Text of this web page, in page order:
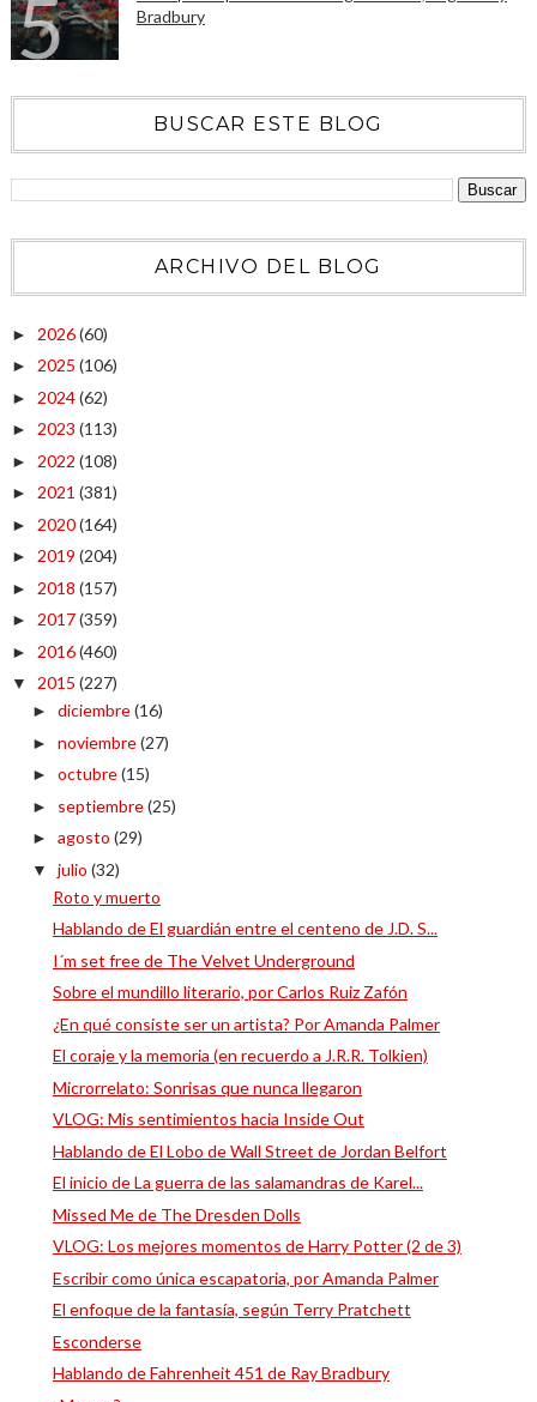
Bradbury
BUSCAR ESTE BLOG
ARCHIVO DEL BLOG
► 2026(60)
► 2025 (106)
► 2024(62)
► 2023 (113)
► 2022 (108)
► 2021 (381)
► 2020(164)
► 2019 (204)
► 2018 (157)
► 2017(359)
► 2016(460)
▼ 2015 (227)
► diciembre(16)
► noviembre(27)
► octubre(15)
► septiembre(25)
► agosto (29)
▼ julio (32)
Roto y muerto
Hablando de El guardián entre el centeno de J.D. S...
I´m set free de The Velvet Underground
Sobre el mundillo literario, por Carlos Ruiz Zafón
¿En qué consiste ser un artista? Por Amanda Palmer
El coraje y la memoria (en recuerdo a J.R.R. Tolkien)
Microrrelato: Sonrisas que nunca llegaron
VLOG: Mis sentimientos hacia Inside Out
Hablando de El Lobo de Wall Street de Jordan Belfort
El inicio de La guerra de las salamandras de Karel...
Missed Me de The Dresden Dolls
VLOG: Los mejores momentos de Harry Potter (2 de 3)
Escribir como única escapatoria, por Amanda Palmer
El enfoque de la fantasía, según Terry Pratchett
Esconderse
Hablando de Fahrenheit 451 de Ray Bradbury